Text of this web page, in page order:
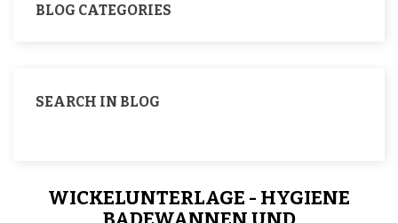
BLOG CATEGORIES
SEARCH IN BLOG
WICKELUNTERLAGE - HYGIENE